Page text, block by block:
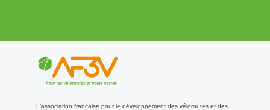
En gare de La Souterraine : trains corail TEOZ et TER ouverts au
transport gratuit des vélos vers Limoges ou Paris.
Voir le site :Voyages SNCF.
Voir une carte et les dénivelés
Creuse », et les dénivelés, ici :www.gpsies.com.
L'association française pour le développement des véloroutes et des